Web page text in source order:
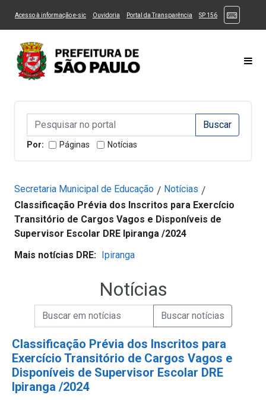
Ir ao Conteúdo Ir para menu principal Ir para busca 3
Alternar Alto Contraste
Acesso à informação e-sic(Link para um novo sítio)
Ouvidoria (Link para um novo sítio)
Portal da Transparência (Link para um novo sítio)
SP 156(Link para um
Campo de Busca de informações
Campo de Busca de informações Enviar a Busca
Por: Páginas Notícias
Secretaria Municipal de Educação / Notícias /
Classificação Prévia dos Inscritos para Exercício
Transitório de Cargos Vagos e Disponíveis de
Supervisor Escolar DRE Ipiranga /2024
Mais notícias DRE: Ipiranga
Notícias
Campo de Busca de Notícias
Campo de Busca de informaçõesEnviar a Busca de Notícias
Classificação Prévia dos Inscritos para
Exercício Transitório de Cargos Vagos e
Disponíveis de Supervisor Escolar DRE
Ipiranga /2024